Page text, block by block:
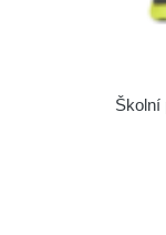
Školní